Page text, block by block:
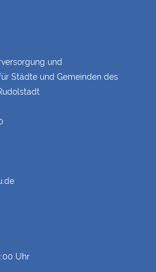
und
Städte und Gemeinden des
Uhr